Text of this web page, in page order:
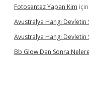
Fotosentez Yapan Kim için
Avustralya Hangi Devletin
Avustralya Hangi Devletin
Bb Glow Dan Sonra